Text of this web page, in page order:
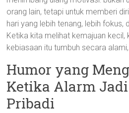
orang lain, tetapi untuk memberi
hari yang lebih tenang, lebih fokus,
Ketika kita melihat kemajuan kecil,
kebiasaan itu tumbuh secara
Humor yang
Ketika Alarm
Pribadi